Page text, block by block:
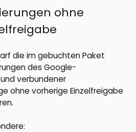
ohne
die im gebuchten Paket
des Google-
verbundener
ohne vorherige Einzelfreigabe